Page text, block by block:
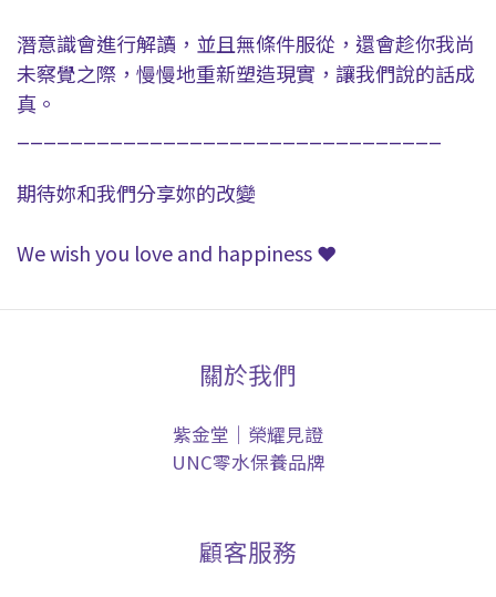
潛意識會進行解讀，並且無條件服從，還會趁你我尚
未察覺之際，慢慢地重新塑造現實，讓我們說的話成
真。
期待妳和我們分享妳的改變
We wish you love and happiness ❤
關於我們
紫金堂｜榮耀見證
UNC零水保養品牌
顧客服務